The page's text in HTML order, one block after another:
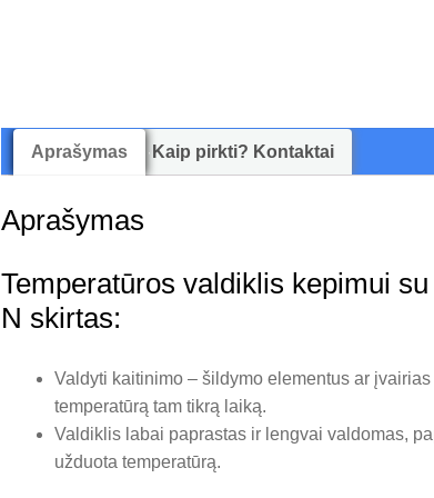
Aprašymas Kaip pirkti? Kontaktai
Aprašymas
Temperatūros valdiklis kepimui
N skirtas:
Valdyti kaitinimo – šildymo elementus ar
temperatūrą tam tikrą laiką.
Valdiklis labai paprastas ir lengvai valdomas,
užduota temperatūrą.